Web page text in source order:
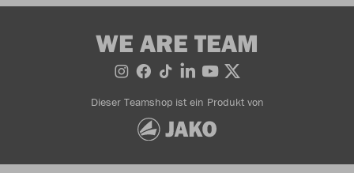
WE ARE TEAM
Dieser Teamshop ist ein Produkt von